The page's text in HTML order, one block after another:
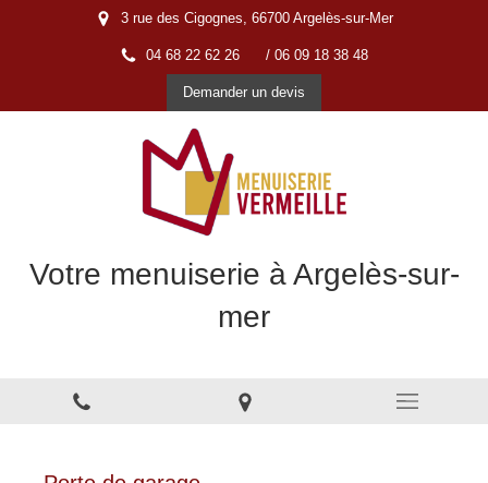
3 rue des Cigognes, 66700 Argelès-sur-Mer
04 68 22 62 26 / 06 09 18 38 48
Demander un devis
Votre menuiserie à Argelès-sur-
mer